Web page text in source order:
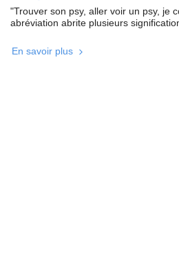
"Trouver son psy, aller voir un psy, je
abréviation abrite plusieurs
En savoir plus